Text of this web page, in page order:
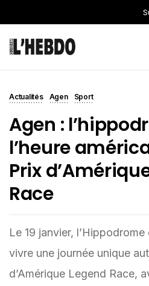
Actualités Agen Sport
Agen :
l’heure
Prix
Race
Le 19 janvier,
vivre une journée unique
d’Amérique Legend Race,